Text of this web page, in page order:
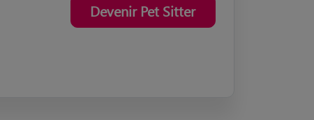
Devenir Pet Sitter